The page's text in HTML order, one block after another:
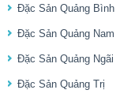
Đặc Sản Quảng Bình
Đặc Sản Quảng Nam
Đặc Sản Quảng Ngãi
Đặc Sản Quảng Trị